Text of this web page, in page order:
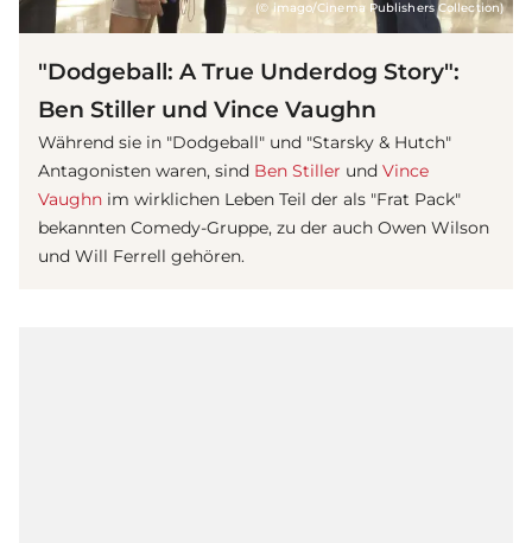
(© imago/Cinema Publishers Collection)
"Dodgeball: A True Underdog Story":
Ben Stiller und Vince Vaughn
Während sie in "Dodgeball" und "Starsky & Hutch"
Antagonisten waren, sind Ben Stiller und Vince
Vaughn im wirklichen Leben Teil der als "Frat Pack"
bekannten Comedy-Gruppe, zu der auch Owen Wilson
und Will Ferrell gehören.